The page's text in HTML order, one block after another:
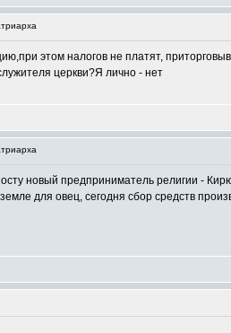
этом налогов не платят,
церкви?Я лично - нет
новый предприниматель религии -
для овец, сегодня сбор средств